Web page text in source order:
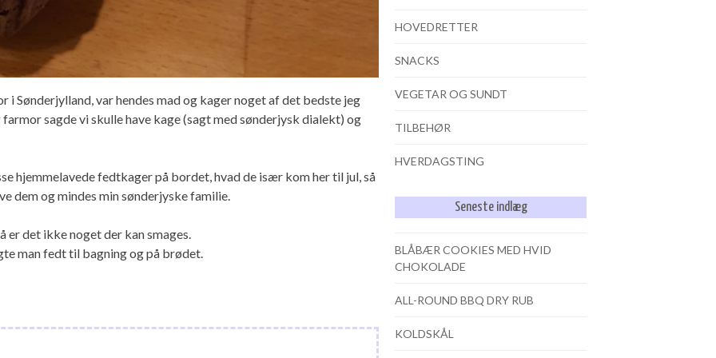
i Sønderjylland, var hendes mad og kager noget af det bedste jeg
sagde vi skulle have kage (sagt med sønderjysk dialekt) og
hjemmelavede fedtkager på bordet, hvad de især kom her til jul, så
dem og mindes min sønderjyske familie.
er det ikke noget der kan smages.
man fedt til bagning og på brødet.
HOVEDRETTER
SNACKS
VEGETAR OG SUNDT
TILBEHØR
HVERDAGSTING
Seneste indlæg
BLÅBÆR COOKIES MED HVID
CHOKOLADE
ALL-ROUND BBQ DRY RUB
KOLDSKÅL